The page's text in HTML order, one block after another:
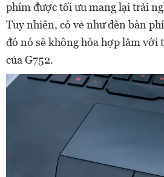
phím được tối ưu mang lại trải
Tuy nhiên, có vẻ như đèn bàn
đó nó sẽ không hòa hợp lắm với
của G752.